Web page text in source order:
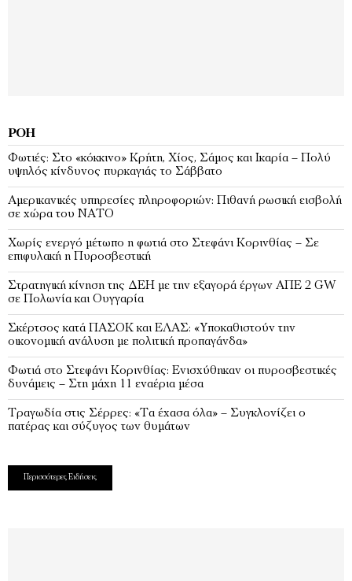
ΡΟΉ
Φωτιές: Στο «κόκκινο» Κρήτη, Χίος, Σάμος και Ικαρία – Πολύ
υψηλός κίνδυνος πυρκαγιάς το Σάββατο
Αμερικανικές υπηρεσίες πληροφοριών: Πιθανή ρωσική εισβολή
σε χώρα του ΝΑΤΟ
Χωρίς ενεργό μέτωπο η φωτιά στο Στεφάνι Κορινθίας – Σε
επιφυλακή η Πυροσβεστική
Στρατηγική κίνηση της ΔΕΗ με την εξαγορά έργων ΑΠΕ 2 GW
σε Πολωνία και Ουγγαρία
Σκέρτσος κατά ΠΑΣΟΚ και ΕΛΑΣ: «Υποκαθιστούν την
οικονομική ανάλυση με πολιτική προπαγάνδα»
Φωτιά στο Στεφάνι Κορινθίας: Ενισχύθηκαν οι πυροσβεστικές
δυνάμεις – Στη μάχη 11 εναέρια μέσα
Τραγωδία στις Σέρρες: «Τα έχασα όλα» – Συγκλονίζει ο
πατέρας και σύζυγος των θυμάτων
Περισσότερες Ειδήσεις